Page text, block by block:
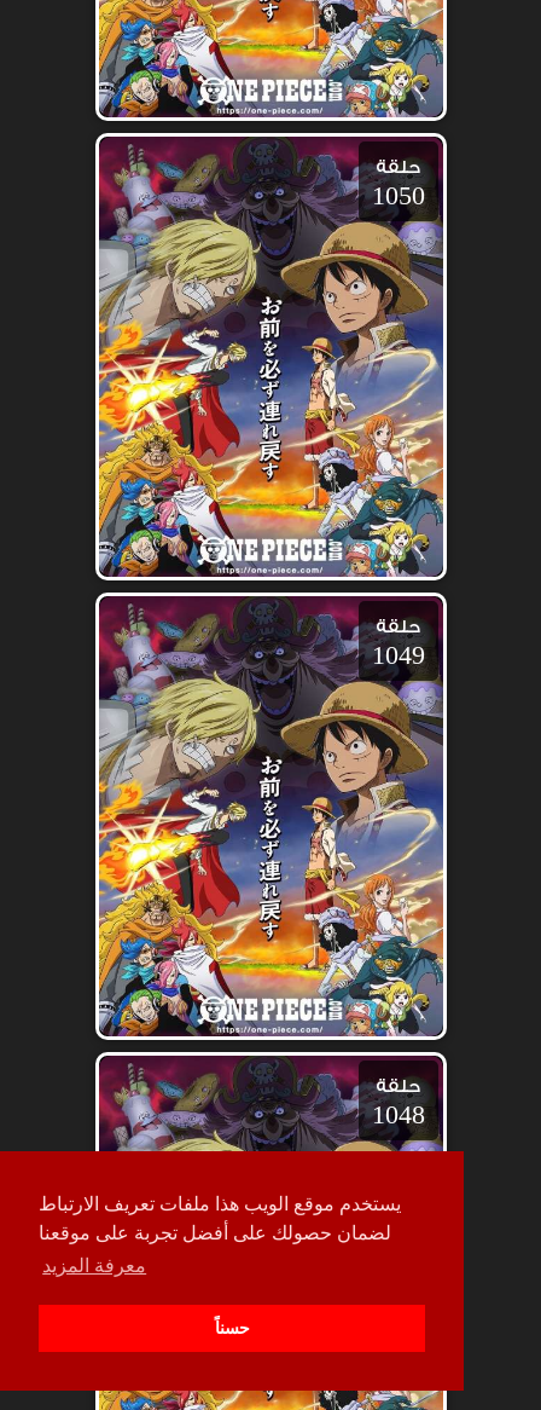
يستخدم موقع الويب هذا ملفات تعريف الارتباط
لضمان حصولك على أفضل تجربة على موقعنا
معرفة المزيد
حسناً
حلقة
1050
حلقة
1049
حلقة
1048